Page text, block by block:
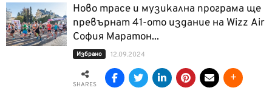
Ново трасе и музикална програма ще
превърнат 41-ото издание на Wizz Air
София Маратон...
Избрано 12.09.2024
SHARES